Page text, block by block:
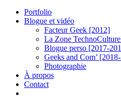
Menu
Portfolio
Blogue et vidéo
Facteur Geek [2012]
La Zone
Blogue perso [2017-
Geeks and Com’
Photographie
À propos
Contact